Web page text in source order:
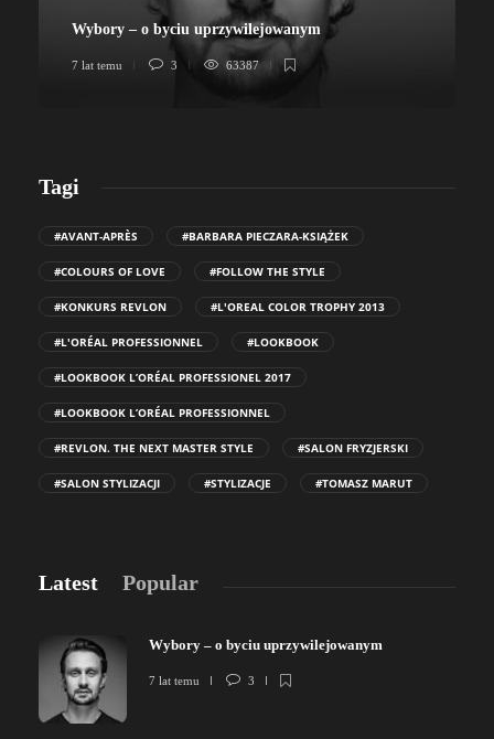
Wybory – o byciu uprzywilejowanym
7 lat temu 3 63387
Tagi
#AVANT-APRÈS #BARBARA PIECZARA-KSIĄŻEK
#COLOURS OF LOVE #FOLLOW THE STYLE
#KONKURS REVLON #L'OREAL COLOR TROPHY 2013
#L'ORÉAL PROFESSIONNEL #LOOKBOOK
#LOOKBOOK L’ORÉAL PROFESSIONEL 2017
#LOOKBOOK L’ORÉAL PROFESSIONNEL
#REVLON. THE NEXT MASTER STYLE #SALON FRYZJERSKI
#SALON STYLIZACJI #STYLIZACJE #TOMASZ MARUT
Latest Popular
Wybory – o byciu uprzywilejowanym
7 lat temu 3